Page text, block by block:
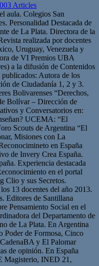
Articles
aula. Colegios San
Personalidad Destacada de
de La Plata. Directora de la
realizada por docentes
Uruguay, Venezuela y
de VI Premios UBA
a la difusión de Contenidos
Autora de los
de Ciudadanía 1, 2 y 3.
Bolivarenses “Derechos,
Bolívar – Dirección de
y Conversatorios en:
UCEMA: “El
Scouts de Argentina “El
Misiones con La
en España
de Invery Crea España.
Experiencia destacada
en el portal
Clio y sus Secretos.
13 docentes del año 2013.
Editores de Santillana
Pensamiento Social en el
del Departamento de
de La Plata. En Argentina
Poder de Formosa, Cinco
y El Palomar
de opinión. En España
Magisterio, INED 21,